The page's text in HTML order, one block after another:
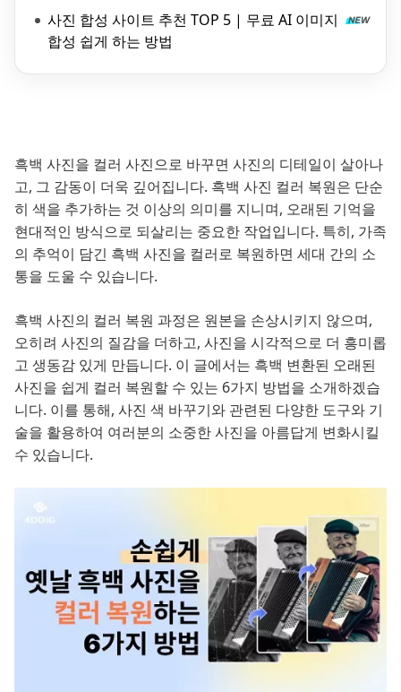
사진 합성 사이트 추천 TOP 5 | 무료 AI 이미지
합성 쉽게 하는 방법
흑백 사진을 컬러 사진으로 바꾸면 사진의 디테일이 살아나
고, 그 감동이 더욱 깊어집니다. 흑백 사진 컬러 복원은 단순
히 색을 추가하는 것 이상의 의미를 지니며, 오래된 기억을
현대적인 방식으로 되살리는 중요한 작업입니다. 특히, 가족
의 추억이 담긴 흑백 사진을 컬러로 복원하면 세대 간의 소
통을 도울 수 있습니다.
흑백 사진의 컬러 복원 과정은 원본을 손상시키지 않으며,
오히려 사진의 질감을 더하고, 사진을 시각적으로 더 흥미롭
고 생동감 있게 만듭니다. 이 글에서는 흑백 변환된 오래된
사진을 쉽게 컬러 복원할 수 있는 6가지 방법을 소개하겠습
니다. 이를 통해, 사진 색 바꾸기와 관련된 다양한 도구와 기
술을 활용하여 여러분의 소중한 사진을 아름답게 변화시킬
수 있습니다.